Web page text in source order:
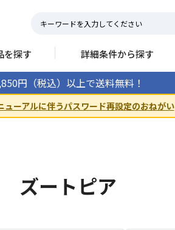
を探す 詳細条件から探す
円（税込）以上で送料無料！
ューアルに伴うパスワード再設定のおねがい
ズートピア